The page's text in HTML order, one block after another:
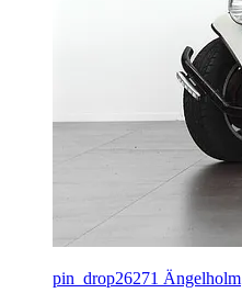
pin_drop26271 Ängelholm